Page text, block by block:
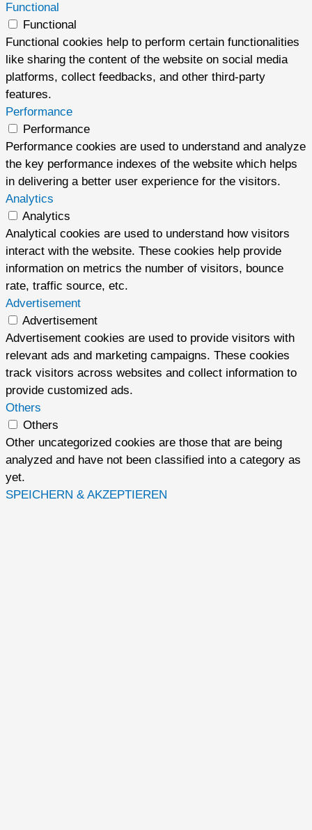
Functional
Functional
Functional cookies help to perform certain functionalities
like sharing the content of the website on social media
platforms, collect feedbacks, and other third-party
features.
Performance
Performance
Performance cookies are used to understand and analyze
the key performance indexes of the website which helps
in delivering a better user experience for the visitors.
Analytics
Analytics
Analytical cookies are used to understand how visitors
interact with the website. These cookies help provide
information on metrics the number of visitors, bounce
rate, traffic source, etc.
Advertisement
Advertisement
Advertisement cookies are used to provide visitors with
relevant ads and marketing campaigns. These cookies
track visitors across websites and collect information to
provide customized ads.
Others
Others
Other uncategorized cookies are those that are being
analyzed and have not been classified into a category as
yet.
SPEICHERN & AKZEPTIEREN